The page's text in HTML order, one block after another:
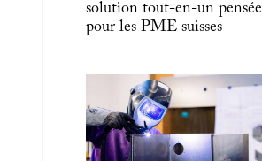
solution tout-en-un pensée
pour les PME suisses